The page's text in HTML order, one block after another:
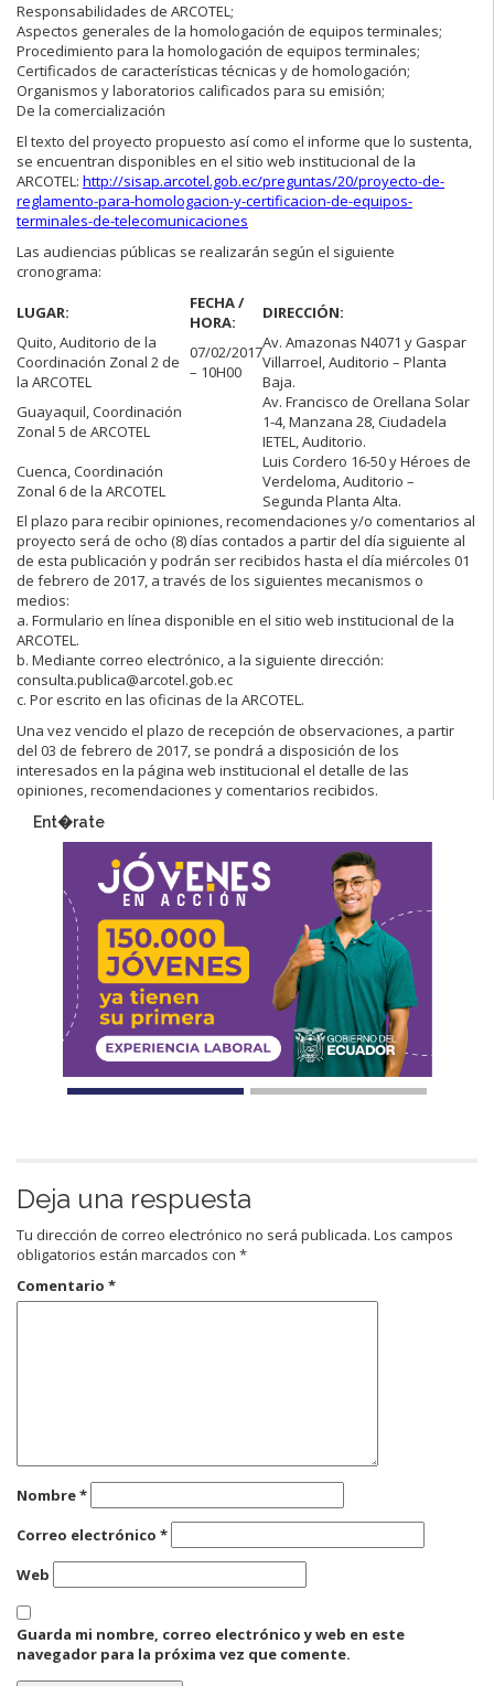
Responsabilidades de ARCOTEL;
Aspectos generales de la homologación de equipos terminales;
Procedimiento para la homologación de equipos terminales;
Certificados de características técnicas y de homologación;
Organismos y laboratorios calificados para su emisión;
De la comercialización
El texto del proyecto propuesto así como el informe que lo sustenta,
se encuentran disponibles en el sitio web institucional de la
ARCOTEL: http://sisap.arcotel.gob.ec/preguntas/20/proyecto-de-
reglamento-para-homologacion-y-certificacion-de-equipos-
terminales-de-telecomunicaciones
Las audiencias públicas se realizarán según el siguiente
cronograma:
LUGAR:
FECHA /
HORA:
DIRECCIÓN:
Quito, Auditorio de la
Coordinación Zonal 2 de
la ARCOTEL
07/02/2017
– 10H00
Av. Amazonas N4071 y Gaspar
Villarroel, Auditorio – Planta
Baja.
Guayaquil, Coordinación
Zonal 5 de ARCOTEL
Av. Francisco de Orellana Solar
1-4, Manzana 28, Ciudadela
IETEL, Auditorio.
Cuenca, Coordinación
Zonal 6 de la ARCOTEL
Luis Cordero 16-50 y Héroes de
Verdeloma, Auditorio –
Segunda Planta Alta.
El plazo para recibir opiniones, recomendaciones y/o comentarios al
proyecto será de ocho (8) días contados a partir del día siguiente al
de esta publicación y podrán ser recibidos hasta el día miércoles 01
de febrero de 2017, a través de los siguientes mecanismos o
medios:
a. Formulario en línea disponible en el sitio web institucional de la
ARCOTEL.
b. Mediante correo electrónico, a la siguiente dirección:
consulta.publica@arcotel.gob.ec
c. Por escrito en las oficinas de la ARCOTEL.
Una vez vencido el plazo de recepción de observaciones, a partir
del 03 de febrero de 2017, se pondrá a disposición de los
interesados en la página web institucional el detalle de las
opiniones, recomendaciones y comentarios recibidos.
Ent�rate
Deja una respuesta
Tu dirección de correo electrónico no será publicada. Los campos
obligatorios están marcados con *
Comentario *
Nombre*
Correo electrónico *
Web
Guarda mi nombre, correo electrónico y web en este
navegador para la próxima vez que comente.